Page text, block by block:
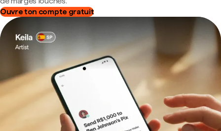
Ouvre ton compte gratuit